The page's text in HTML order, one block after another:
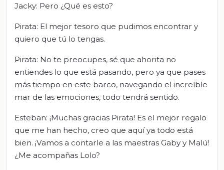
Jacky: Pero ¿Qué es esto?
Pirata: El mejor tesoro que pudimos encontrar y
quiero que tú lo tengas.
Pirata: No te preocupes, sé que ahorita no
entiendes lo que está pasando, pero ya que pases
más tiempo en este barco, navegando el increíble
mar de las emociones, todo tendrá sentido.
Esteban: ¡Muchas gracias Pirata! Es el mejor regalo
que me han hecho, creo que aquí ya todo está
bien. ¡Vamos a contarle a las maestras Gaby y Malú!
¿Me acompañas Lolo?